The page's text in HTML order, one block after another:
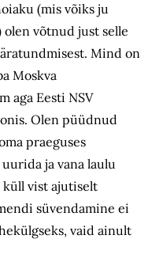
(mis võiks ju
võtnud just selle
Mind on
Moskva
aga Eesti NSV
Olen püüdnud
praeguses
ja vana laulu
küll vist ajutiselt
süvendamine ei
vaid ainult